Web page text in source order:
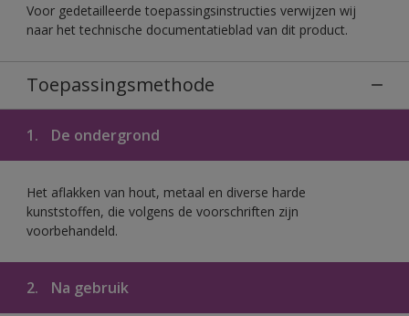
Voor gedetailleerde toepassingsinstructies verwijzen wij
naar het technische documentatieblad van dit product.
Toepassingsmethode
1. De ondergrond
Het aflakken van hout, metaal en diverse harde
kunststoffen, die volgens de voorschriften zijn
voorbehandeld.
2. Na gebruik